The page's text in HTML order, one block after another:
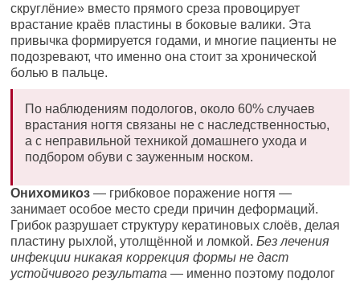
скруглёние» вместо прямого среза провоцирует
врастание краёв пластины в боковые валики. Эта
привычка формируется годами, и многие пациенты не
подозревают, что именно она стоит за хронической
болью в пальце.
По наблюдениям подологов, около 60% случаев
врастания ногтя связаны не с наследственностью,
а с неправильной техникой домашнего ухода и
подбором обуви с зауженным носком.
Онихомикоз — грибковое поражение ногтя —
занимает особое место среди причин деформаций.
Грибок разрушает структуру кератиновых слоёв, делая
пластину рыхлой, утолщённой и ломкой.Без лечения
инфекции никакая коррекция формы не даст
устойчивого результата — именно поэтому подолог